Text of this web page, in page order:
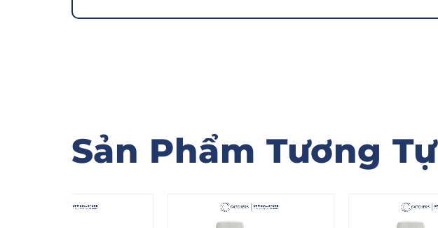
Sản Phẩm Tương Tự